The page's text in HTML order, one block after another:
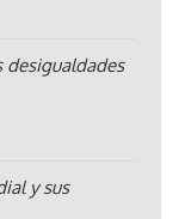
desigualdades
y sus